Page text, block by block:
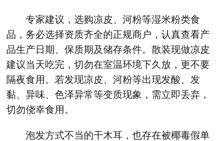
专家建议，选购凉皮、河粉等湿米粉类食
品，务必选择资质齐全的正规商户，认真查看产
品生产日期、保质期及储存条件。散装现做凉皮
建议当天吃完，切勿在室温环境下久放，更不要
隔夜食用。若发现凉皮、河粉等出现发酸、发
黏、异味、色泽异常等变质现象，需立即丢弃，
切勿侥幸食用。
泡发方式不当的干木耳，也存在被椰毒假单